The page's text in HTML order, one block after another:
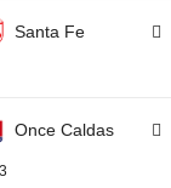
Santa Fe
Once Caldas